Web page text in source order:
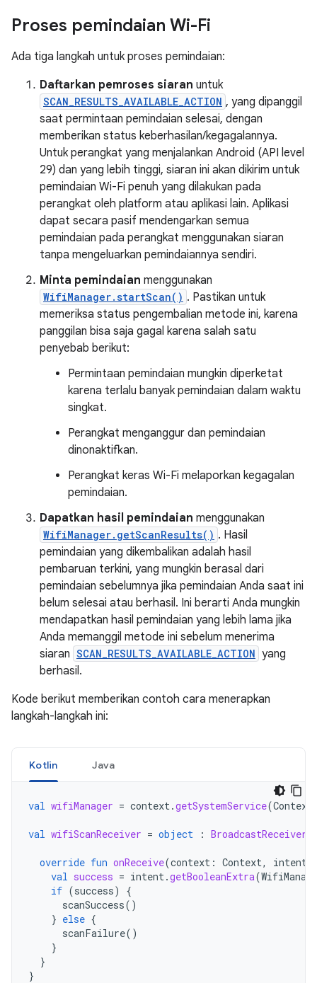
Proses pemindaian Wi-Fi
Ada tiga langkah untuk proses pemindaian:
Daftarkan pemroses siaran untuk
SCAN_RESULTS_AVAILABLE_ACTION , yang dipanggil
saat permintaan pemindaian selesai, dengan
memberikan status keberhasilan/kegagalannya.
Untuk perangkat yang menjalankan Android (API level
29) dan yang lebih tinggi, siaran ini akan dikirim untuk
pemindaian Wi-Fi penuh yang dilakukan pada
perangkat oleh platform atau aplikasi lain. Aplikasi
dapat secara pasif mendengarkan semua
pemindaian pada perangkat menggunakan siaran
tanpa mengeluarkan pemindaiannya sendiri.
Minta pemindaian menggunakan
WifiManager.startScan() . Pastikan untuk
memeriksa status pengembalian metode ini, karena
panggilan bisa saja gagal karena salah satu
penyebab berikut:
Permintaan pemindaian mungkin diperketat
karena terlalu banyak pemindaian dalam waktu
singkat.
Perangkat menganggur dan pemindaian
dinonaktifkan.
Perangkat keras Wi-Fi melaporkan kegagalan
pemindaian.
Dapatkan hasil pemindaian menggunakan
WifiManager.getScanResults() . Hasil
pemindaian yang dikembalikan adalah hasil
pembaruan terkini, yang mungkin berasal dari
pemindaian sebelumnya jika pemindaian Anda saat ini
belum selesai atau berhasil. Ini berarti Anda mungkin
mendapatkan hasil pemindaian yang lebih lama jika
Anda memanggil metode ini sebelum menerima
siaran SCAN_RESULTS_AVAILABLE_ACTION yang
berhasil.
Kode berikut memberikan contoh cara menerapkan
langkah-langkah ini:
Kotlin Java
val wifiManager = context.getSystemService(Context
val wifiScanReceiver = object : BroadcastReceiver
override fun onReceive(context : Context, intent
val success = intent.getBooleanExtra(
if (success)
{
scanSuccess()
} else {
scanFailure()
}
}
}